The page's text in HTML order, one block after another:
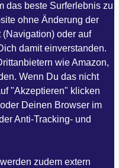
das beste Surferlebnis zu
ohne Änderung der
oder auf
damit einverstanden.
wie Amazon,
Wenn Du das nicht
"Akzeptieren" klicken
Deinen Browser im
Anti-Tracking- und
zudem extern